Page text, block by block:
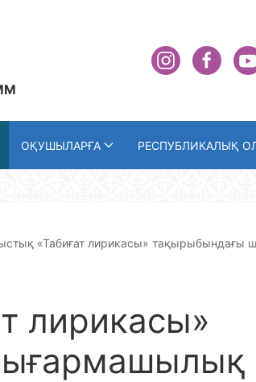
ОҚУШЫЛАРҒА РЕСПУБЛИКАЛЫҚ
«Табиғат лирикасы» тақырыбындағы
лирикасы»